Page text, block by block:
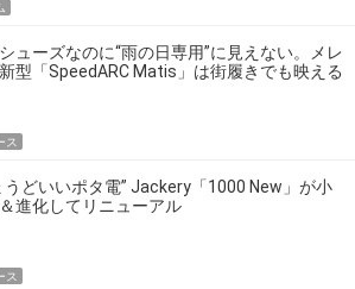
ューズなのに“雨の日専用”に見えない。メレ
型「SpeedARC Matis」は街履きでも映える
ス
うどいいポタ電” Jackery「1000 New」が小
進化してリニューアル
ス